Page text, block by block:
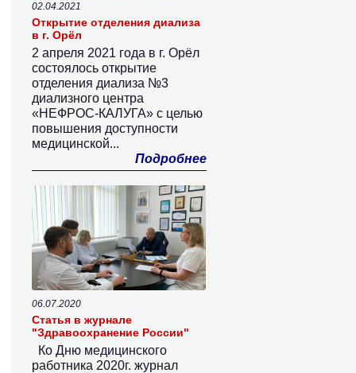
02.04.2021
Открытие отделения диализа
в г. Орёл
2 апреля 2021 года в г. Орёл
состоялось открытие
отделения диализа №3
диализного центра
«НЕФРОС-КАЛУГА» с целью
повышения доступности
медицинской...
Подробнее
06.07.2020
Статья в журнале
"Здравоохранение России"
Ко Дню медицинского
работника 2020г. журнал